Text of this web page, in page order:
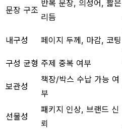
문장 구조
반복 문장, 의성어, 짧은
리듬
내구성 페이지 두께, 마감, 코팅
구성 균형 주제 중복 여부
보관성
책장/박스 수납 가능 여
부
선물성
패키지 인상, 브랜드 신
뢰